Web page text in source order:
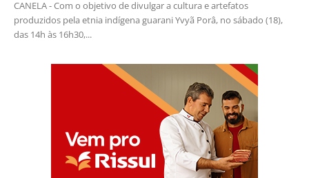
CANELA - Com o objetivo de divulgar a cultura e artefatos
produzidos pela etnia indígena guarani Yvyã Porâ, no sábado (18),
das 14h às 16h30,...